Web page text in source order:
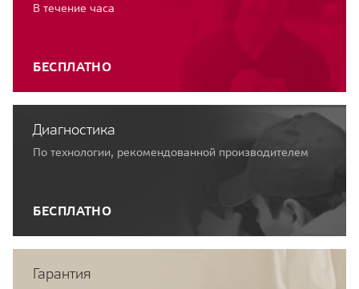
В течение часа
БЕСПЛАТНО
Диагностика
По технологии, рекомендованной производителем
БЕСПЛАТНО
Гарантия